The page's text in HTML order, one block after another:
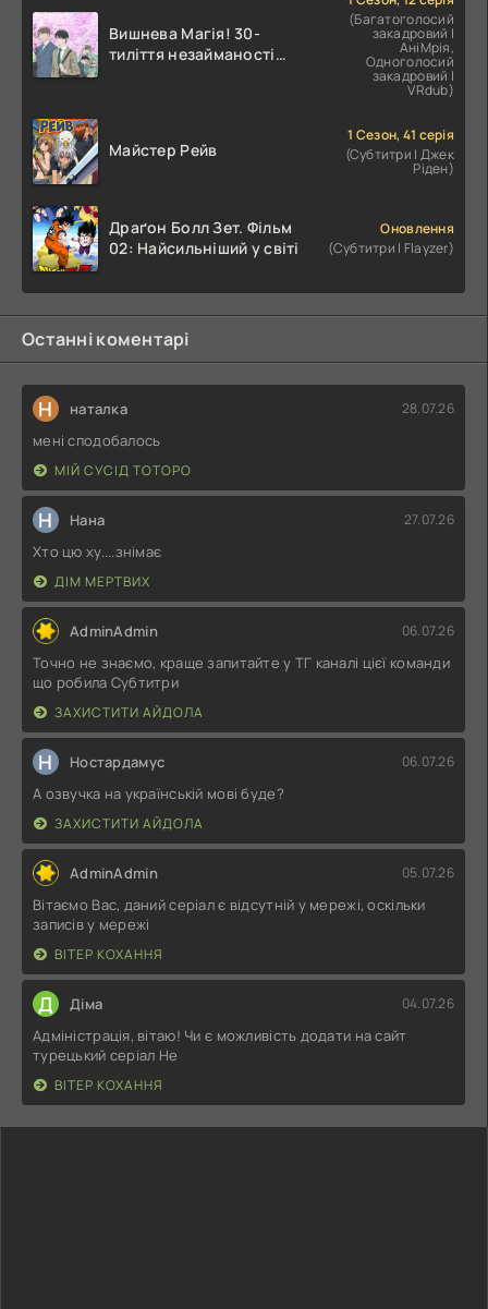
Вишнева Магія! 30-
тиліття незайманості
(Багатоголосий
закадровий |
АніМрія,
Одноголосий
закадровий |
VRdub)
Майстер Рейв
1 Сезон, 41 серія
(Субтитри | Джек
Ріден)
Драґон Болл Зет. Фільм
02: Найсильніший у світі
Оновлення
(Субтитри | Flayzer)
Останні коментарі
Н наталка 28.07.26
мені сподобалось
МІЙ СУСІД ТОТОРО
Н Нана 27.07.26
Хто цю ху....знімає
ДІМ МЕРТВИХ
AdminAdmin 06.07.26
Точно не знаємо, краще запитайте у ТГ каналі цієї команди
що робила Субтитри
ЗАХИСТИТИ АЙДОЛА
Н Ностардамус 06.07.26
А озвучка на українській мові буде?
ЗАХИСТИТИ АЙДОЛА
AdminAdmin 05.07.26
Вітаємо Вас, даний серіал є відсутній у мережі, оскільки
записів у мережі
ВІТЕР КОХАННЯ
Д Діма 04.07.26
Адміністрація, вітаю! Чи є можливість додати на сайт
турецький серіал Не
ВІТЕР КОХАННЯ